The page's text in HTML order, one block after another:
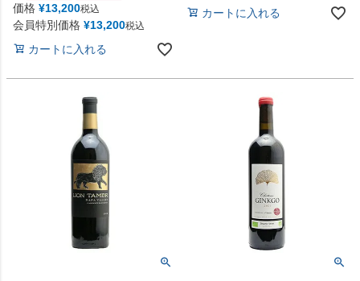
価格 ¥13,200税込
会員特別価格 ¥13,200税込
カートに入れる
カートに入れる